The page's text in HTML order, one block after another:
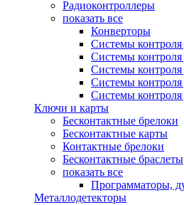
Радиоконтроллеры
показать все
Конверторы
Системы
Системы
Системы
Системы
Системы контроля
Ключи и карты
Бесконтактные брелоки
Бесконтактные карты
Контактные брелоки
Бесконтактные браслеты
показать все
Программаторы,
Металлодетекторы